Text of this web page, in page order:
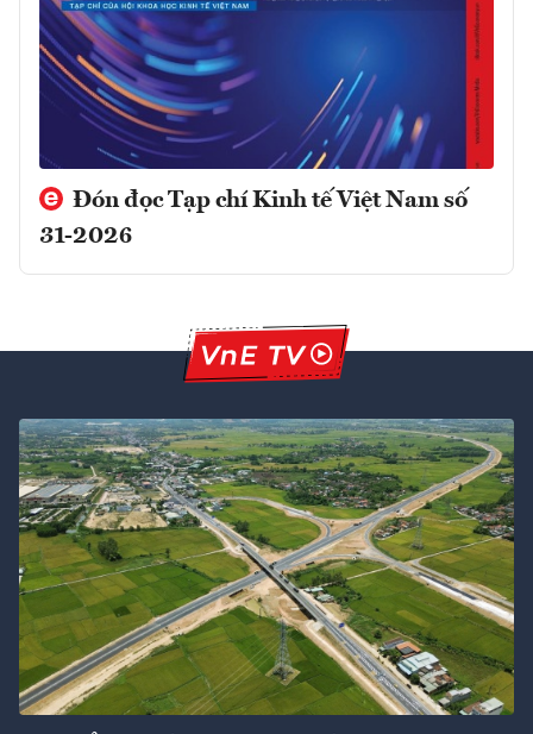
Đón đọc Tạp chí Kinh tế Việt Nam số
31-2026